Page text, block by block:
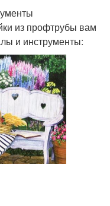
из профтрубы вам
и инструменты: